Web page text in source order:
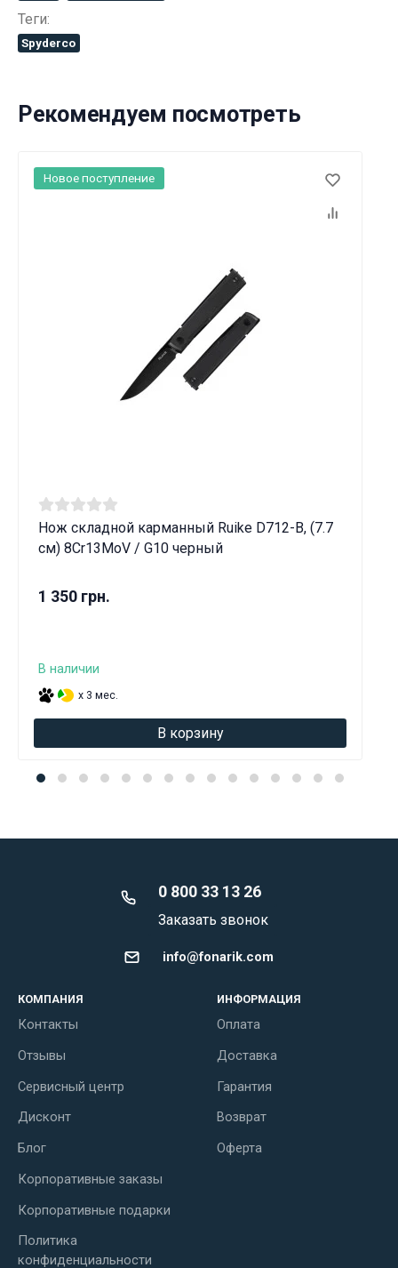
Теги:
Spyderco
Рекомендуем посмотреть
Нож складной карманный Ruike D712-B, (7.7
см) 8Cr13MoV / G10 черный
1 350 грн.
В наличии
x 3 мес.
В корзину
Новое поступление
0 800 33 13 26
Заказать звонок
info@fonarik.com
КОМПАНИЯ
Контакты
Отзывы
Сервисный центр
Дисконт
Блог
Корпоративные заказы
Корпоративные подарки
Политика
конфиденциальности
ИНФОРМАЦИЯ
Оплата
Доставка
Гарантия
Возврат
Оферта